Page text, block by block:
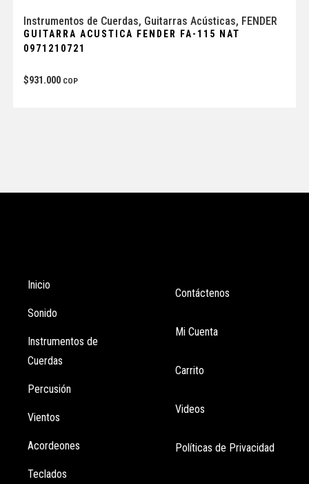
Instrumentos de Cuerdas, Guitarras Acústicas, FENDER
GUITARRA ACUSTICA FENDER FA-115 NAT
0971210721
$931.000 COP
Inicio
Sonido
Instrumentos de
Cuerdas
Percusión
Vientos
Acordeones
Teclados
Contáctenos
Mi Cuenta
Carrito
Videos
Políticas de Privacidad